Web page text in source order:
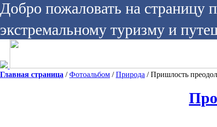
Добро пожаловать на страницу
экстремальному туризму и
Главная страница /Фотоальбом /Природа / Пришлость